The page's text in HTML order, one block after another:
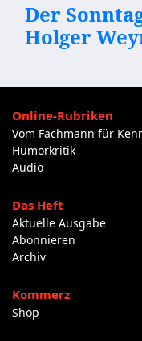
Der
Holger
Online-Rubriken
Vom Fachmann für
Humorkritik
Audio
Das Heft
Aktuelle Ausgabe
Abonnieren
Archiv
Kommerz
Shop